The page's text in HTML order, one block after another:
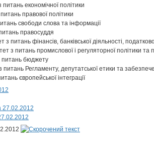
економічної політики
правової політики
свободи слова та інформації
правосуддя
питань фінансів, банківської діяльності,
з питань промислової і регуляторної політики та
питань бюджету
питань Регламенту, депутатської етики та
європейської інтеграції
27.02.2012